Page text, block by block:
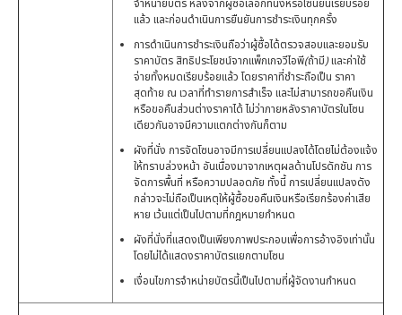
จำหน่ายบัตร หลังจากผู้ซื้อเลือกที่นั่งหรือโซนยืนเรียบร้อย
แล้ว และก่อนดำเนินการยืนยันการชำระเงินทุกครั้ง
การดำเนินการชำระเงินถือว่าผู้ซื้อได้ตรวจสอบและยอมรับ
ราคาบัตร สิทธิประโยชน์จากแพ็กเกจวีไอพี(ถ้ามี)และค่าใช้
จ่ายทั้งหมดเรียบร้อยแล้ว โดยราคาที่ชำระถือเป็น ราคา
สุดท้าย ณ เวลาที่ทำรายการสำเร็จ และไม่สามารถขอคืนเงิน
หรือขอคืนส่วนต่างราคาได้ ไม่ว่าภายหลังราคาบัตรในโซน
เดียวกันอาจมีความแตกต่างกันก็ตาม
ผังที่นั่ง การจัดโซนอาจมีการเปลี่ยนแปลงได้โดยไม่ต้องแจ้ง
ให้ทราบล่วงหน้า อันเนื่องมาจากเหตุผลด้านโปรดักชัน การ
จัดการพื้นที่ หรือความปลอดภัย ทั้งนี้ การเปลี่ยนแปลงดัง
กล่าวจะไม่ถือเป็นเหตุให้ผู้ซื้อขอคืนเงินหรือเรียกร้องค่าเสีย
หาย เว้นแต่เป็นไปตามที่กฎหมายกำหนด
ผังที่นั่งที่แสดงเป็นเพียงภาพประกอบเพื่อการอ้างอิงเท่านั้น
โดยไม่ได้แสดงราคาบัตรแยกตามโซน
เงื่อนไขการจำหน่ายบัตรนี้เป็นไปตามที่ผู้จัดงานกำหนด